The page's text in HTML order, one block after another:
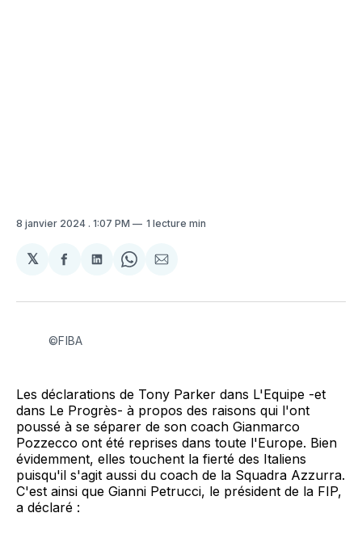
8 janvier 2024 . 1:07 PM 1 lecture min
𝕏
Partager
Facebook
Partager
LinkedIn
Share
WhatsApp
Partager
Courriel
©FIBA
Les déclarations de Tony Parker dans L'Equipe -et
dans Le Progrès- à propos des raisons qui l'ont
poussé à se séparer de son coach Gianmarco
Pozzecco ont été reprises dans toute l'Europe. Bien
évidemment, elles touchent la fierté des Italiens
puisqu'il s'agit aussi du coach de la Squadra Azzurra.
C'est ainsi que Gianni Petrucci, le président de la FIP,
a déclaré :